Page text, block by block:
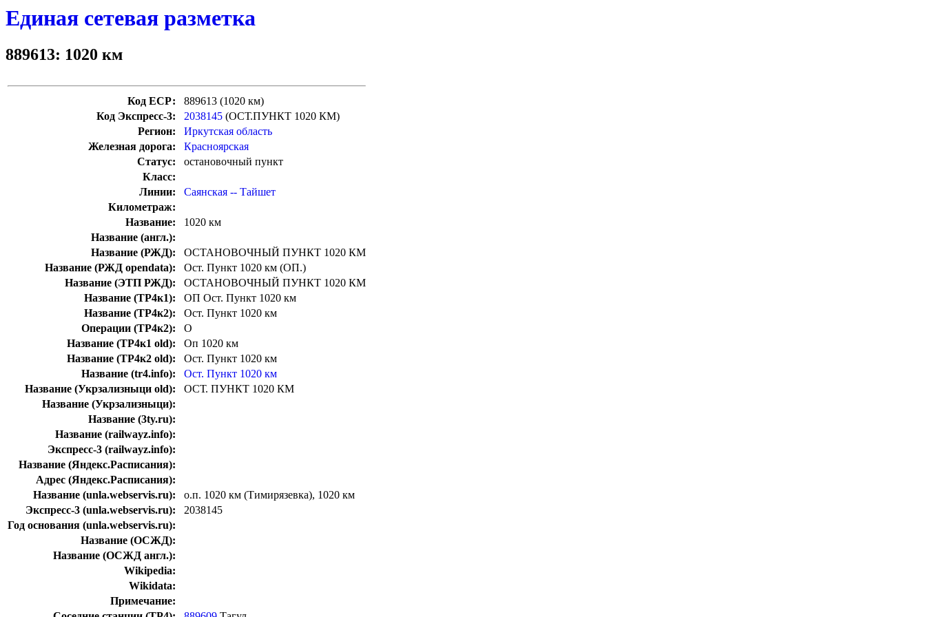
Единая сетевая разметка
889613: 1020 км
Код ЕСР:
889613 (1020 км)
Код Экспресс-3:
2038145 (ОСТ.ПУНКТ 1020 КМ)
Регион:
Иркутская область
Железная дорога:
Красноярская
Статус:
остановочный пункт
Класс:
Линии:
Саянская -- Тайшет
Километраж:
Название:
1020 км
Название (англ.):
Название (РЖД):
ОСТАНОВОЧНЫЙ ПУНКТ 1020 КМ
Название (РЖД opendata):
Ост. Пункт 1020 км (ОП.)
Название (ЭТП РЖД):
ОСТАНОВОЧНЫЙ ПУНКТ 1020 КМ
Название (ТР4к1):
ОП Ост. Пункт 1020 км
Название (ТР4к2):
Ост. Пункт 1020 км
Операции (ТР4к2):
О
Название (ТР4к1 old):
Оп 1020 км
Название (ТР4к2 old):
Ост. Пункт 1020 км
Название (tr4.info):
Ост. Пункт 1020 км
Название (Укрзализныци old):
ОСТ. ПУНКТ 1020 КМ
Название (Укрзализныци):
Название (3ty.ru):
Название (railwayz.info):
Экспресс-3 (railwayz.info):
Название (Яндекс.Расписания):
Адрес (Яндекс.Расписания):
Название (unla.webservis.ru):
о.п. 1020 км (Тимирязевка), 1020 км
Экспресс-3 (unla.webservis.ru):
2038145
Год основания (unla.webservis.ru):
Название (ОСЖД):
Название (ОСЖД англ.):
Wikipedia:
Wikidata:
Примечание: